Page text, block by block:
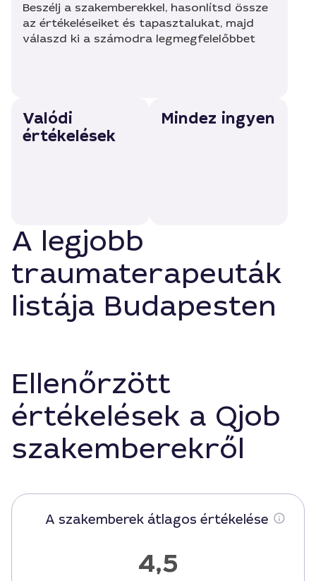
Beszélj a szakemberekkel, hasonlítsd össze
az értékeléseiket és tapasztalukat, majd
válaszd ki a számodra legmegfelelőbbet
Valódi
értékelések
Mindez ingyen
A legjobb
traumaterapeuták
listája Budapesten
Ellenőrzött
értékelések a Qjob
szakemberekről
A szakemberek átlagos értékelése
4,5